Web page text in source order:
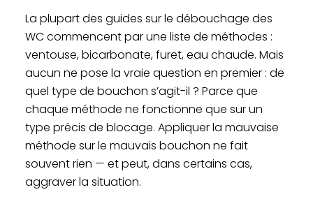
La plupart des guides sur le débouchage des
WC commencent par une liste de méthodes :
ventouse, bicarbonate, furet, eau chaude. Mais
aucun ne pose la vraie question en premier : de
quel type de bouchon s’agit-il ? Parce que
chaque méthode ne fonctionne que sur un
type précis de blocage. Appliquer la mauvaise
méthode sur le mauvais bouchon ne fait
souvent rien — et peut, dans certains cas,
aggraver la situation.